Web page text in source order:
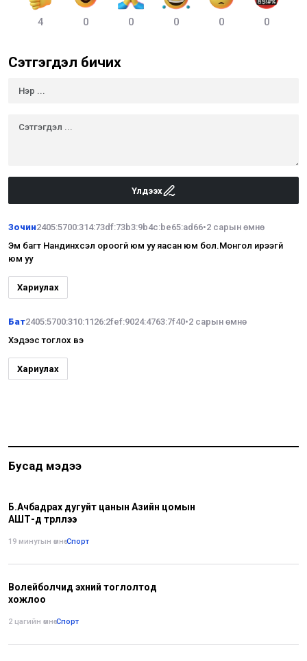
4 0 0 0 0 0
Сэтгэгдэл бичих
Үлдээх
Зочин2405:5700:314:73df:73b3:9b4c:be65:ad66•2 сарын өмнө
Эм багт Нандинхүсэл ороогүй юм уу яасан юм бол.Монгол ирээгүй
юм уу
Хариулах
Бат2405:5700:310:1126:2fef:9024:4763:7f40•2 сарын өмнө
Хэдээс тоглох вэ
Хариулах
Бусад мэдээ
Б.Ачбадрах дугуйт цанын Азийн цомын
АШТ-д түрүүллээ
19 минутын өмнө•Спорт
Волейболчид эхний тоглолтод
хожлоо
2 цагийн өмнө•Спорт